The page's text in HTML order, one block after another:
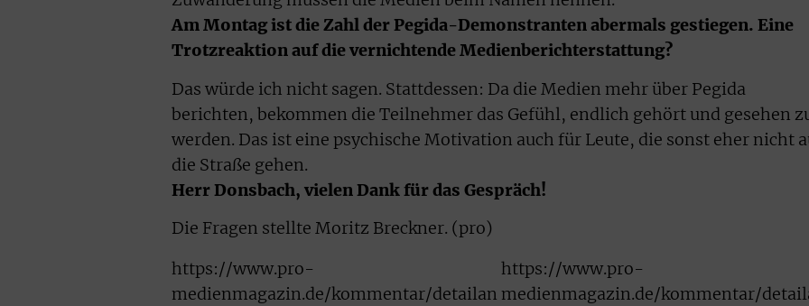
Am Montag ist die Zahl der Pegida-Demonstranten abermals gestiegen. Eine
Trotzreaktion auf die vernichtende Medienberichterstattung?
Das würde ich nicht sagen. Stattdessen: Da die Medien mehr über Pegida
berichten, bekommen die Teilnehmer das Gefühl, endlich gehört und gesehen
werden. Das ist eine psychische Motivation auch für Leute, die sonst eher nicht
die Straße gehen.
Herr Donsbach, vielen Dank für das Gespräch!
Die Fragen stellte Moritz Breckner. (pro)
https://www.pro-
medienmagazin.de/kommentar/detailan
https://www.pro-
medienmagazin.de/kommentar/